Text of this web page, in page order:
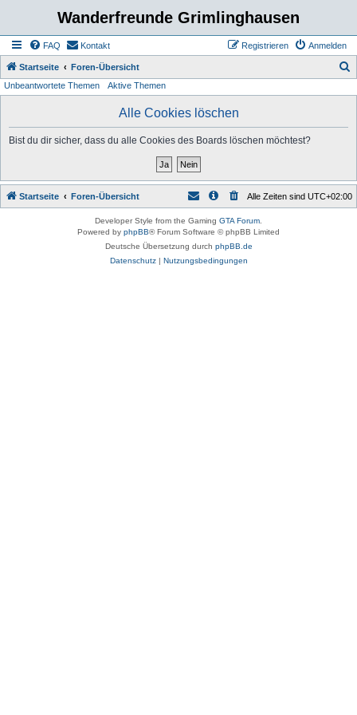
Wanderfreunde Grimlinghausen
FAQ Kontakt Anmelden
Registrieren
Startseite Foren-Übersicht
Unbeantwortete Themen Aktive Themen
Alle Cookies löschen
Bist du dir sicher, dass du alle Cookies des Boards löschen möchtest?
Startseite Foren-Übersicht Alle Zeiten sind UTC+02:00
Developer Style from the Gaming GTA Forum
Powered by phpBB® Forum Software © phpBB Limited
Deutsche Übersetzung durch phpBB.de
Datenschutz| Nutzungsbedingungen